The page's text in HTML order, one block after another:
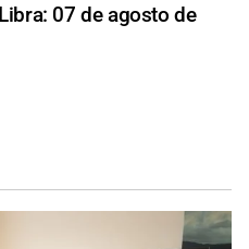
07 de agosto de